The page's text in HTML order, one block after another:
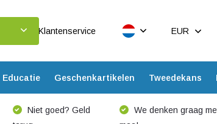
Klantenservice EUR
Educatie Geschenkartikelen Tweedekans
Niet goed? Geld
We denken graag